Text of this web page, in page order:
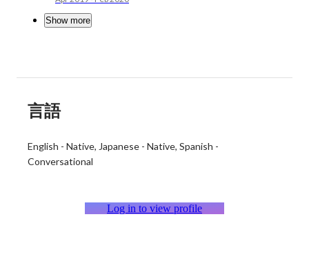
Show more
言語
English - Native Japanese - Native Spanish -
Conversational
Log in to view profile